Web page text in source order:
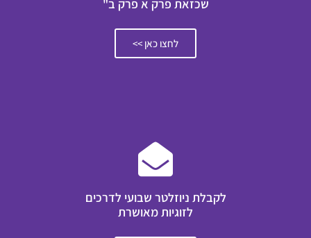
שכזאת פרק א פרק ב"
לחצו כאן >>
לקבלת ניוזלטר שבועי לדרכים
לזוגיות מאושרת